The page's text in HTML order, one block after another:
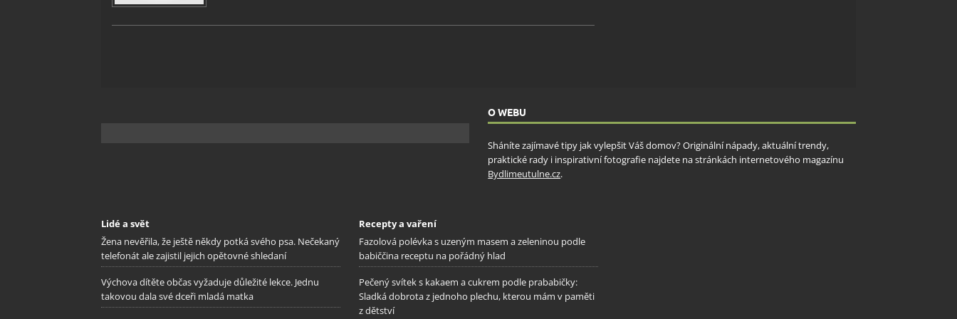
O WEBU
Sháníte zajímavé tipy jak vylepšit Váš domov? Originální nápady, aktuální trendy,
praktické rady i inspirativní fotografie najdete na stránkách internetového magazínu
Bydlimeutulne.cz.
Lidé a svět
Žena nevěřila, že ještě někdy potká svého psa. Nečekaný
telefonát ale zajistil jejich opětovné shledaní
Výchova dítěte občas vyžaduje důležité lekce. Jednu
takovou dala své dceři mladá matka
Recepty a vaření
Fazolová polévka s uzeným masem a zeleninou podle
babiččina receptu na pořádný hlad
Pečený svítek s kakaem a cukrem podle prababičky:
Sladká dobrota z jednoho plechu, kterou mám v paměti
z dětství